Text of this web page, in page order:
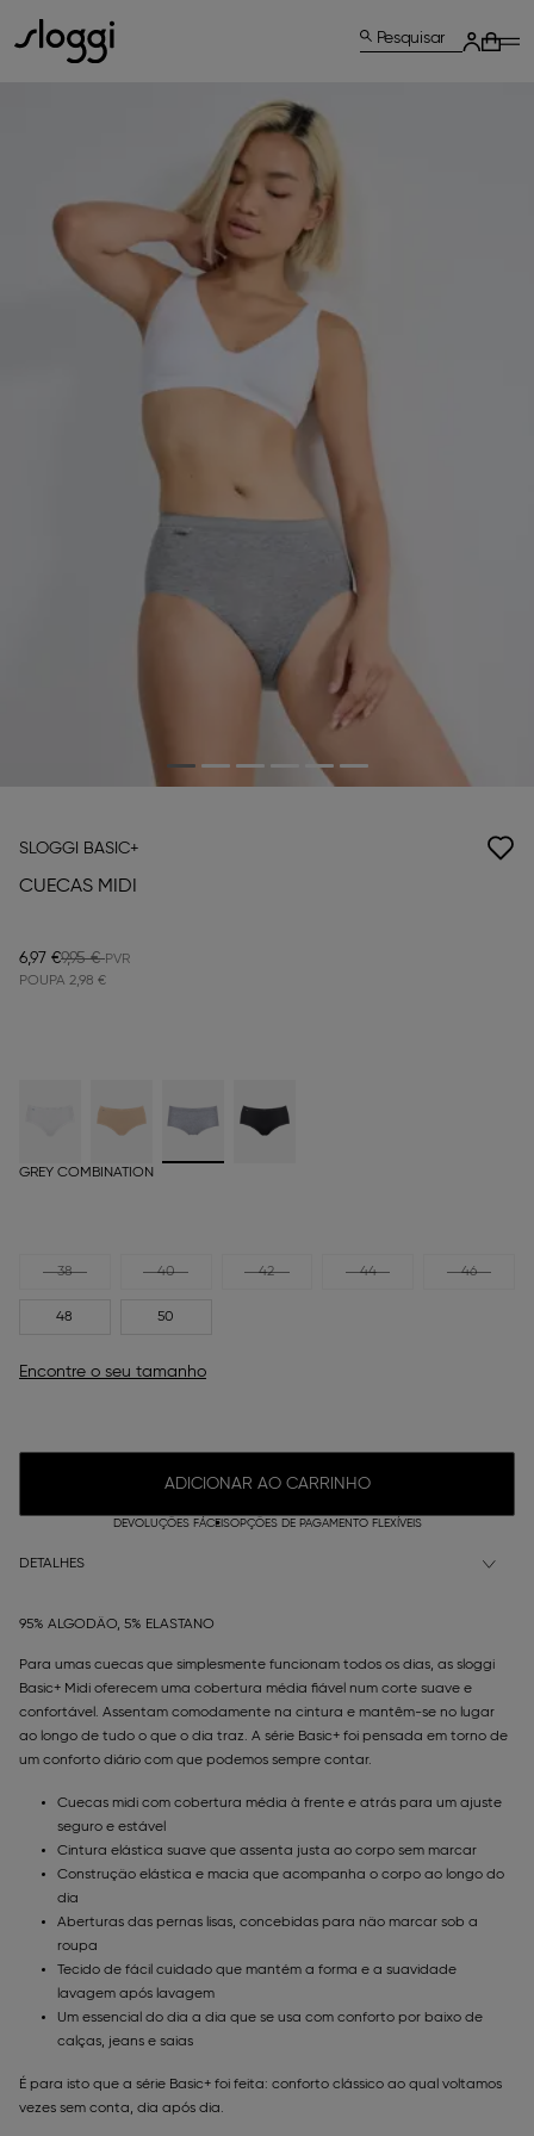
Pesquisar
SLOGGI BASIC+
CUECAS MIDI
6,97 €9,95 €
POUPA 2,98 €
GREY COMBINATION
38 40 42 44 46
48 50
Encontre o seu tamanho
ADICIONAR AO CARRINHO
DEVOLUÇÕES FÁCEISOPÇÕES DE PAGAMENTO FLEXÍVEIS
DETALHES
95% ALGODÃO, 5% ELASTANO
Para umas cuecas que simplesmente funcionam todos os dias, as sloggi
Basic+ Midi oferecem uma cobertura média fiável num corte suave e
confortável. Assentam comodamente na cintura e mantêm-se no lugar
ao longo de tudo o que o dia traz. A série Basic+ foi pensada em torno de
um conforto diário com que podemos sempre contar.
Cuecas midi com cobertura média à frente e atrás para um ajuste
seguro e estável
Cintura elástica suave que assenta justa ao corpo sem marcar
Construção elástica e macia que acompanha o corpo ao longo do
dia
Aberturas das pernas lisas, concebidas para não marcar sob a
roupa
Tecido de fácil cuidado que mantém a forma e a suavidade
lavagem após lavagem
Um essencial do dia a dia que se usa com conforto por baixo de
calças, jeans e saias
É para isto que a série Basic+ foi feita: conforto clássico ao qual voltamos
vezes sem conta, dia após dia.